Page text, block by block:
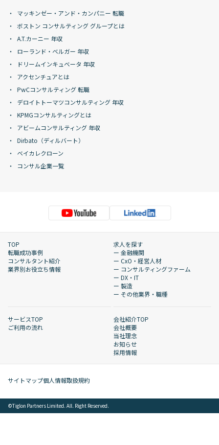
マッキンゼー・アンド・カンパニー 転職
ボストン コンサルティング グループとは
A.T.カーニー 年収
ローランド・ベルガー 年収
ドリームインキュベータ 年収
アクセンチュアとは
PwCコンサルティング 転職
デロイトトーマツコンサルティング 年収
KPMGコンサルティングとは
アビームコンサルティング 年収
Dirbato（ディルバート）
ベイカレクローン
コンサル企業一覧
TOP
転職成功事例
コンサルタント紹介
業界別お役立ち情報
求人を探す
ー 金融機関
ー CxO・経営人材
ー コンサルティングファーム
ー DX・IT
ー 製造
ー その他業界・職種
サービスTOP
ご利用の流れ
会社紹介TOP
会社概要
当社理念
お知らせ
採用情報
サイトマップ個人情報取扱規約
©︎Tiglon Partners Limited. All. Right Reserved.